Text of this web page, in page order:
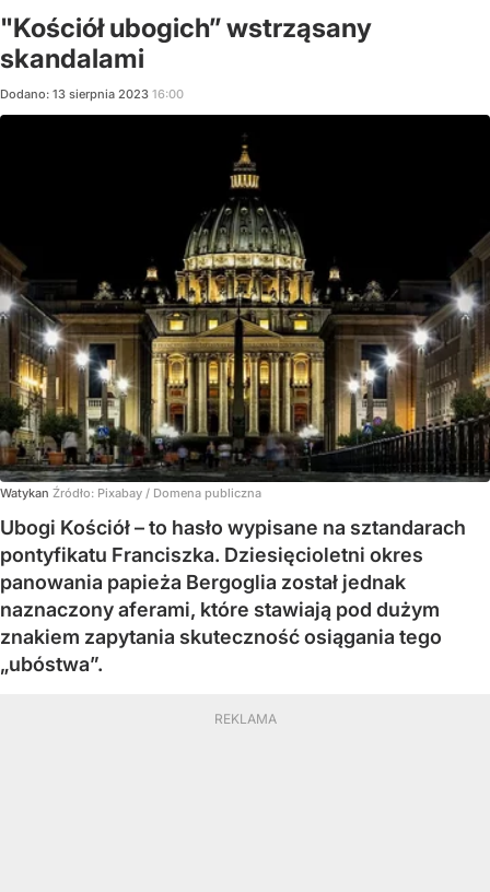
"Kościół ubogich” wstrząsany
skandalami
Dodano: 13 sierpnia 2023 16:00
Watykan Źródło: Pixabay / Domena publiczna
Ubogi Kościół – to hasło wypisane na sztandarach
pontyfikatu Franciszka. Dziesięcioletni okres
panowania papieża Bergoglia został jednak
naznaczony aferami, które stawiają pod dużym
znakiem zapytania skuteczność osiągania tego
„ubóstwa”.